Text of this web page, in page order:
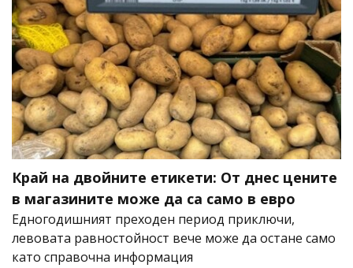
Край на двойните етикети: От днес цените
в магазините може да са само в евро
Едногодишният преходен период приключи,
левовата равностойност вече може да остане само
като справочна информация